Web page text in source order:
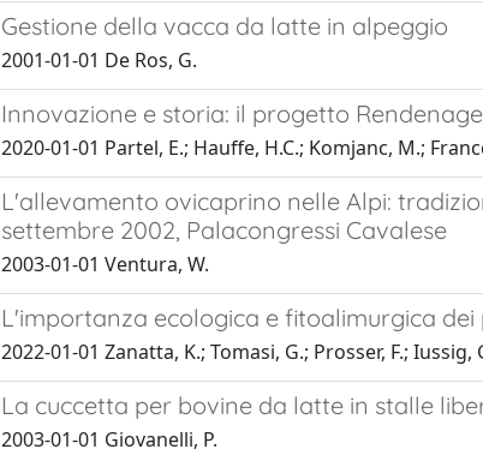
Gestione della vacca da latte in alpeggio
2001-01-01 De Ros, G.
Innovazione e storia: il progetto
2020-01-01 Partel, E.; Hauffe, H.C.; Komjanc, M.;
L'allevamento ovicaprino nelle Alpi:
settembre 2002, Palacongressi Cavalese
2003-01-01 Ventura, W.
L'importanza ecologica e fitoalimurgica
2022-01-01 Zanatta, K.; Tomasi, G.; Prosser, F.; Iussig,
La cuccetta per bovine da latte in stalle
2003-01-01 Giovanelli, P.